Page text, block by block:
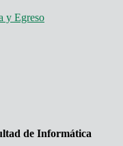
y Egreso
de Informática